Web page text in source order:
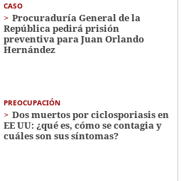
CASO
Procuraduría General de la
República pedirá prisión
preventiva para Juan Orlando
Hernández
PREOCUPACIÓN
Dos muertos por ciclosporiasis en
EE UU: ¿qué es, cómo se contagia y
cuáles son sus síntomas?